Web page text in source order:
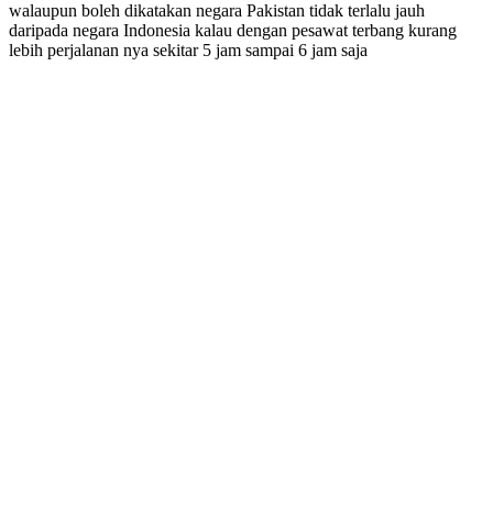
walaupun boleh dikatakan negara Pakistan tidak terlalu jauh
daripada negara Indonesia kalau dengan pesawat terbang kurang
lebih perjalanan nya sekitar 5 jam sampai 6 jam saja